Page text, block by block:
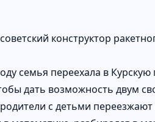
конструктор
семья переехала в
дать возможность двум
с детьми